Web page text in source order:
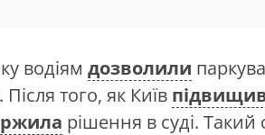
водіям дозволили
того, як Київ
рішення в суді. Такий